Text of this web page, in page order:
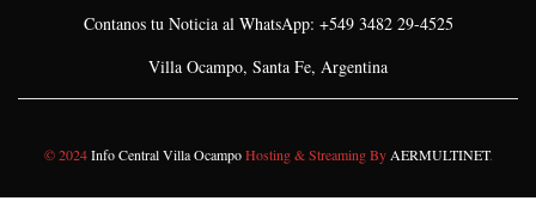
Contanos tu Noticia al WhatsApp: +549 3482 29-4525
Villa Ocampo, Santa Fe, Argentina
© 2024Info Central Villa OcampoHosting & Streaming ByAERMULTINET.